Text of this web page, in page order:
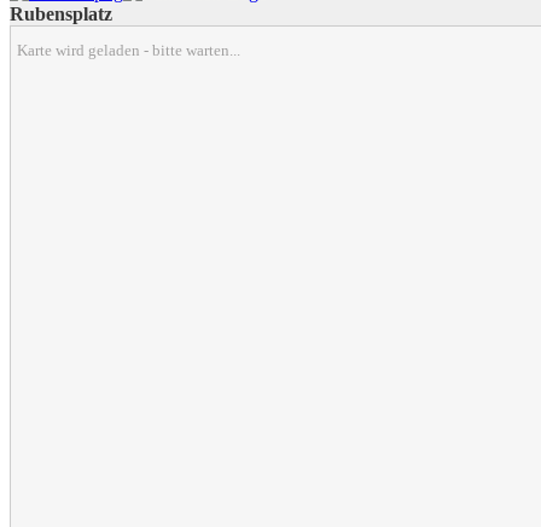
Rubensplatz
Karte wird geladen - bitte warten...